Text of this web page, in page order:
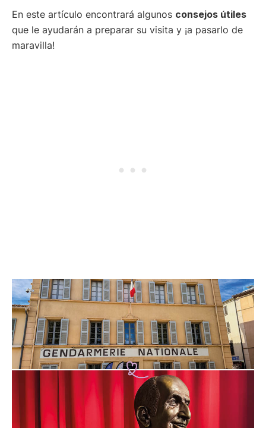
En este artículo encontrará algunos consejos útiles
que le ayudarán a preparar su visita y ¡a pasarlo de
maravilla!